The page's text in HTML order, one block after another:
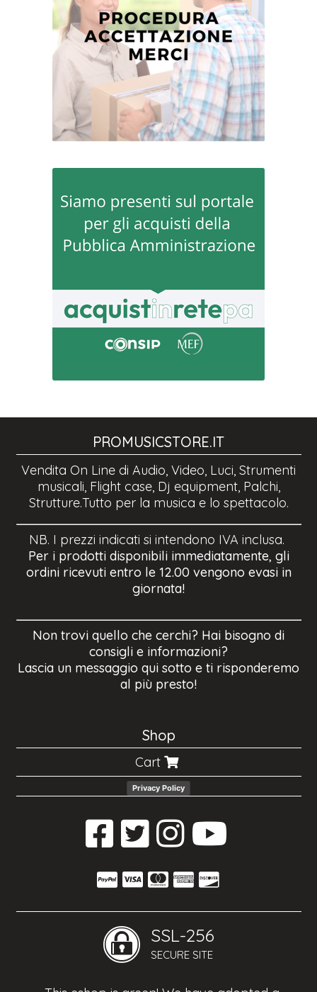
PROMUSICSTORE.IT
Vendita On Line di Audio, Video, Luci, Strumenti
musicali, Flight case, Dj equipment, Palchi,
Strutture.Tutto per la musica e lo spettacolo.
NB. I prezzi indicati si intendono IVA inclusa.
Per i prodotti disponibili immediatamente, gli
ordini ricevuti entro le 12.00 vengono evasi in
giornata!
Non trovi quello che cerchi? Hai bisogno di
consigli e informazioni?
Lascia un messaggio qui sotto e ti risponderemo
al più presto!
Shop
Cart
Privacy Policy
SSL-256
SECURE SITE